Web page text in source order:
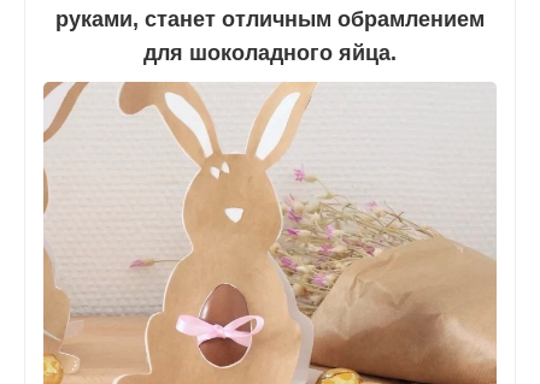
руками, станет отличным обрамлением
для шоколадного яйца.